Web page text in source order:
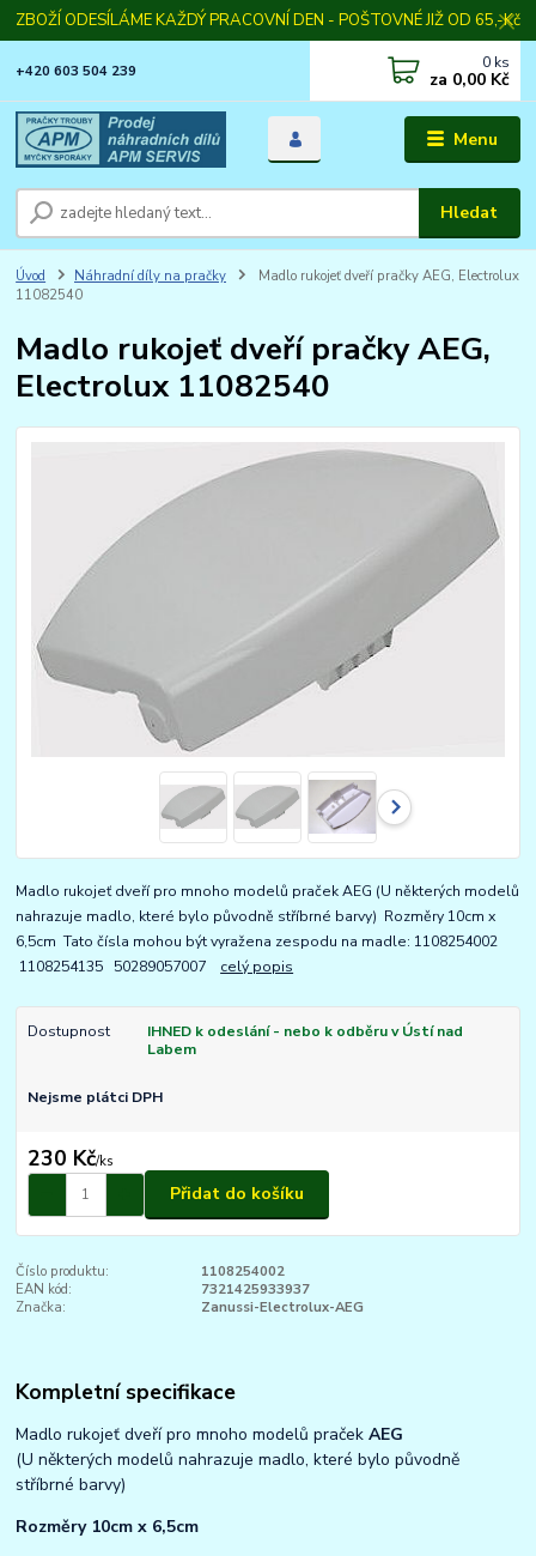
ZBOŽÍ ODESÍLÁME KAŽDÝ PRACOVNÍ DEN - POŠTOVNÉ JIŽ OD 65,-Kč
Menu
Hledat
+420 603 504 239 0 ks
za 0,00 Kč
Úvod Náhradní díly na pračky
Madlo rukojeť dveří pračky AEG, Electrolux
11082540
Madlo rukojeť dveří pračky AEG,
Electrolux 11082540
Madlo rukojeť dveří pro mnoho modelů praček AEG (U některých modelů
nahrazuje madlo, které bylo původně stříbrné barvy) Rozměry 10cm x
6,5cm Tato čísla mohou být vyražena zespodu na madle: 1108254002
1108254135 50289057007 celý popis
Dostupnost
IHNED k odeslání - nebo k odběru v Ústí nad
Labem
Nejsme plátci DPH
230 Kč/ks
Přidat do košíku
Číslo produktu:
1108254002
EAN kód:
7321425933937
Značka:
Zanussi-Electrolux-AEG
Kompletní specifikace
Madlo rukojeť dveří pro mnoho modelů pračekAEG
(U některých modelů nahrazuje madlo, které bylo původně
stříbrné barvy)
Rozměry 10cm x 6,5cm